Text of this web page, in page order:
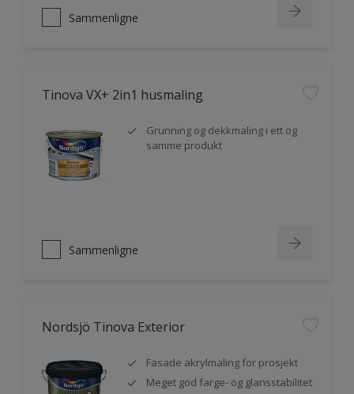
Sammenligne
Tinova VX+ 2in1 husmaling
Grunning og dekkmaling i ett og
samme produkt
Sammenligne
Nordsjö Tinova Exterior
Fasade akrylmaling for prosjekt
Meget god farge- og glansstabilitet